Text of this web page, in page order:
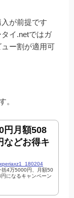
が前提です
イ.netではガ
ー割が適用可
。
円月額508
などお得キ
括4万5000円、月額50
になるキャンペーン
(木曜)で終了してし
月28日までにネット
があるので、逆算する